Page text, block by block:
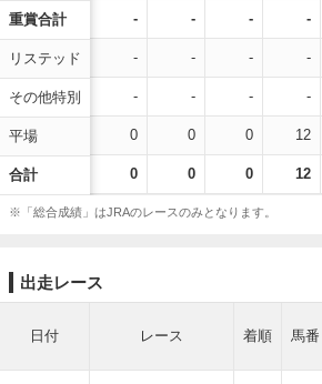
重賞合計
リステッド
その他特別
平場
合計
- - - -
- - - -
- - - -
0 0 0 12
0 0 0 12
※「総合成績」はJRAのレースのみとなります。
出走レース
日付 レース 着順 馬番